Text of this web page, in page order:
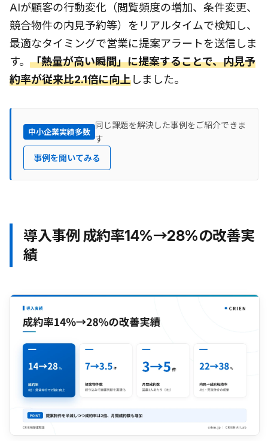
AIが顧客の行動変化（閲覧頻度の増加、条件変更、
競合物件の内見予約等）をリアルタイムで検知し、
最適なタイミングで営業に提案アラートを送信しま
す。 「熱量が高い瞬間」に提案することで、内見予
約率が従来比2.1倍に向上しました。
中小企業実績多数
同じ課題を解決した事例をご紹介できま
す
事例を聞いてみる
導入事例 成約率14%→28%の改善実
績